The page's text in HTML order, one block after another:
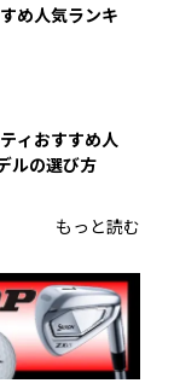
め人気ランキ
ィおすすめ人
ルの選び方
もっと読む